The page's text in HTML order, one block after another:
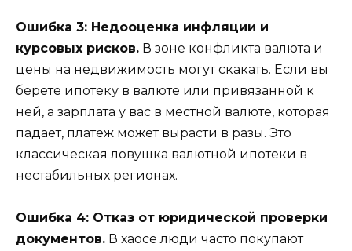
Ошибка 3: Недооценка инфляции и
курсовых рисков. В зоне конфликта валюта и
цены на недвижимость могут скакать. Если вы
берете ипотеку в валюте или привязанной к
ней, а зарплата у вас в местной валюте, которая
падает, платеж может вырасти в разы. Это
классическая ловушка валютной ипотеки в
нестабильных регионах.
Ошибка 4: Отказ от юридической проверки
документов. В хаосе люди часто покупают